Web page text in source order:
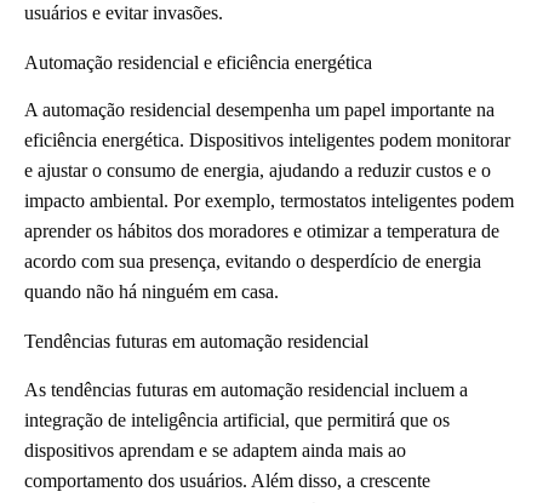
usuários e evitar invasões.
Automação residencial e eficiência energética
A automação residencial desempenha um papel importante na
eficiência energética. Dispositivos inteligentes podem monitorar
e ajustar o consumo de energia, ajudando a reduzir custos e o
impacto ambiental. Por exemplo, termostatos inteligentes podem
aprender os hábitos dos moradores e otimizar a temperatura de
acordo com sua presença, evitando o desperdício de energia
quando não há ninguém em casa.
Tendências futuras em automação residencial
As tendências futuras em automação residencial incluem a
integração de inteligência artificial, que permitirá que os
dispositivos aprendam e se adaptem ainda mais ao
comportamento dos usuários. Além disso, a crescente